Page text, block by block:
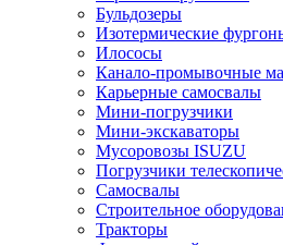
Бульдозеры
Изотермические
Илососы
Канало-промывочные
Карьерные самосвалы
Мини-погрузчики
Мини-экскаваторы
Мусоровозы ISUZU
Погрузчики
Самосвалы
Строительное
Тракторы